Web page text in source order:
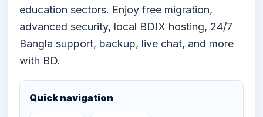
education sectors. Enjoy free migration,
advanced security, local BDIX hosting, 24/7
Bangla support, backup, live chat, and more
with BD.
Quick navigation